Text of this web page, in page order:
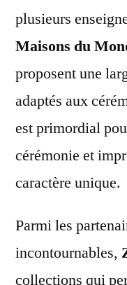
plusieurs
Maisons du
proposent une
adaptés aux
est primordial
cérémonie et
caractère unique.
Parmi les
incontournables,
collections qui